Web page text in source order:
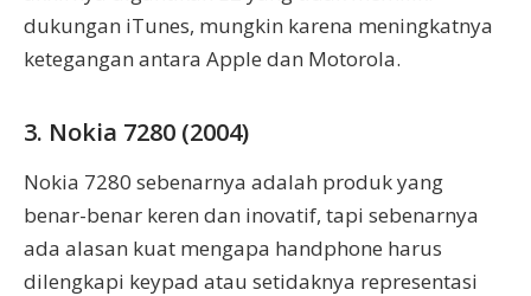
dukungan iTunes, mungkin karena meningkatnya
ketegangan antara Apple dan Motorola.
3. Nokia 7280 (2004)
Nokia 7280 sebenarnya adalah produk yang
benar-benar keren dan inovatif, tapi sebenarnya
ada alasan kuat mengapa handphone harus
dilengkapi keypad atau setidaknya representasi